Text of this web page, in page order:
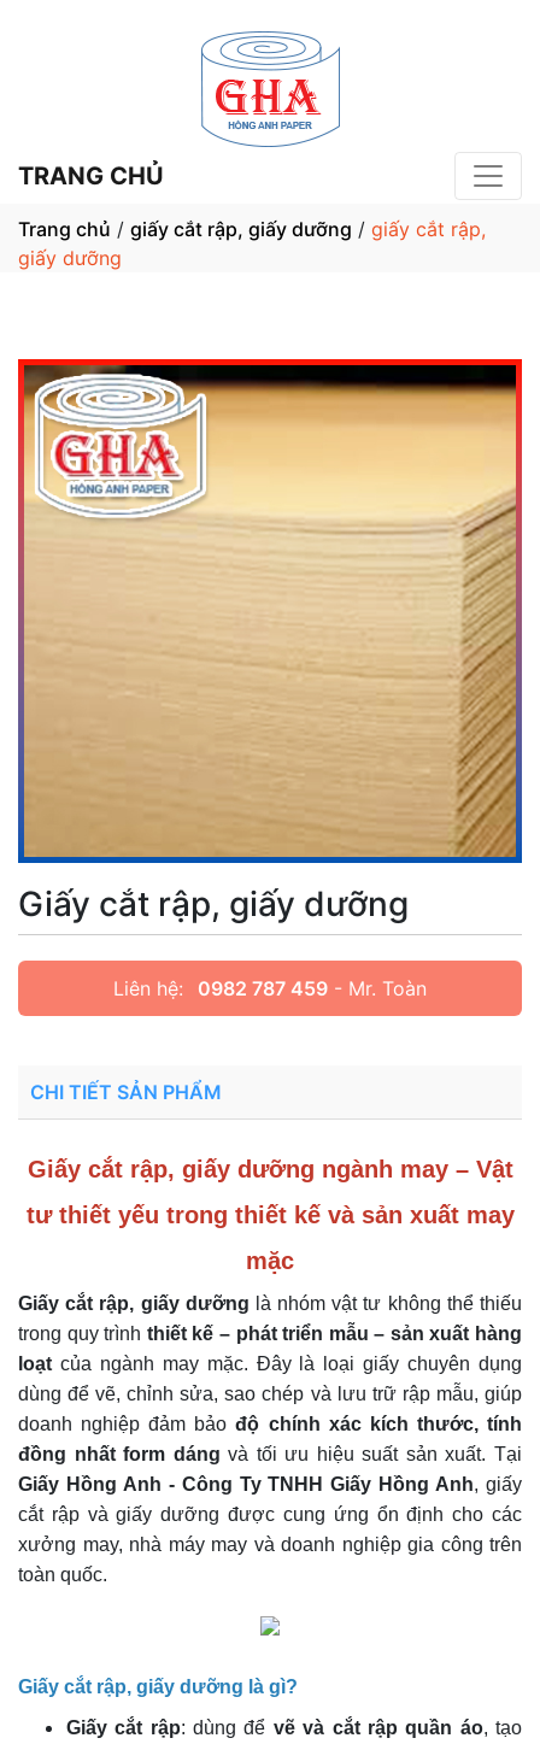
TRANG CHỦ
Trang chủ / giấy cắt rập, giấy dưỡng / giấy cắt rập,
giấy dưỡng
Giấy cắt rập, giấy dưỡng
Liên hệ: 0982 787 459 - Mr. Toàn
CHI TIẾT SẢN PHẨM
Giấy cắt rập, giấy dưỡng ngành may – Vật
tư thiết yếu trong thiết kế và sản xuất may
mặc
Giấy cắt rập, giấy dưỡng là nhóm vật tư không thể thiếu
trong quy trình thiết kế – phát triển mẫu – sản xuất hàng
loạt của ngành may mặc. Đây là loại giấy chuyên dụng
dùng để vẽ, chỉnh sửa, sao chép và lưu trữ rập mẫu, giúp
doanh nghiệp đảm bảođộ chính xác kích thước, tính
đồng nhất form dáng và tối ưu hiệu suất sản xuất. Tại
Giấy Hồng Anh - Công Ty TNHH Giấy Hồng Anh, giấy
cắt rập và giấy dưỡng được cung ứng ổn định cho các
xưởng may, nhà máy may và doanh nghiệp gia công trên
toàn quốc.
Giấy cắt rập, giấy dưỡng là gì?
Giấy cắt rập: dùng để vẽ và cắt rập quần áo, tạo